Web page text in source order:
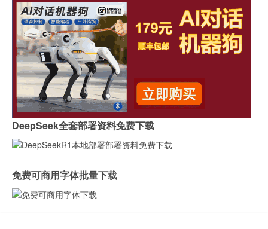
DeepSeek全套部署资料免费下载
免费可商用字体批量下载